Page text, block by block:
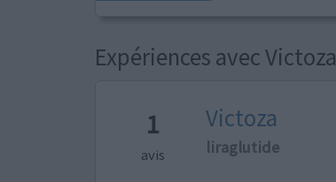
Expériences avec Victoza
1
avis
Victoza
liraglutide